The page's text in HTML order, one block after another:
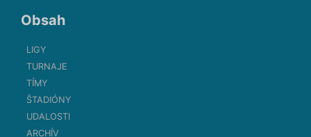
Obsah
LIGY
TURNAJE
TÍMY
ŠTADIÓNY
UDALOSTI
ARCHÍV